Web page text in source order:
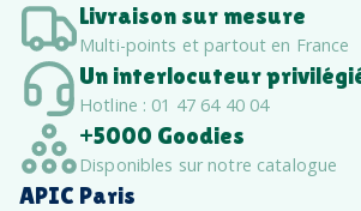
Livraison sur mesure
Multi-points et partout en France
Un interlocuteur
Hotline : 01 47 64 40 04
+5000 Goodies
Disponibles sur notre catalogue
APIC Paris